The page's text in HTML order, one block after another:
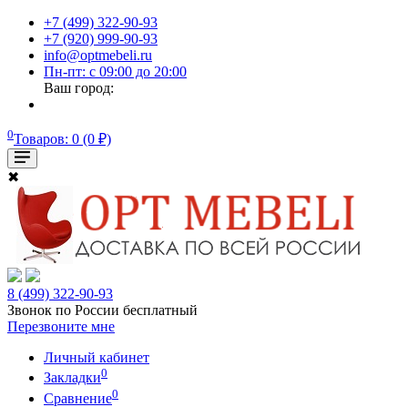
+7 (499) 322-90-93
+7 (920) 999-90-93
info@optmebeli.ru
Пн-пт: с 09:00 до 20:00
Ваш город:
0Товаров: 0 (0 ₽)
✖
8 (499) 322-90-93
Звонок по России бесплатный
Перезвоните мне
Личный кабинет
Закладки0
Сравнение0